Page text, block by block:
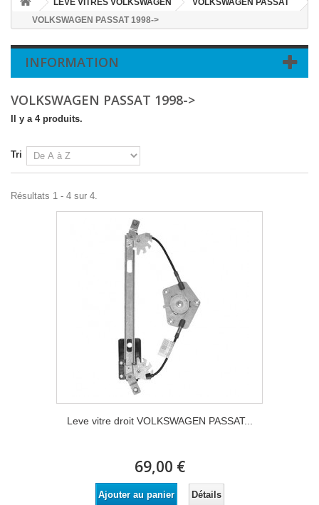
LEVE VITRES VOLKSWAGEN
VOLKSWAGEN PASSAT
VOLKSWAGEN PASSAT 1998->
INFORMATION
VOLKSWAGEN PASSAT 1998->
Il y a 4 produits.
Tri
Résultats 1 - 4 sur 4.
Leve vitre droit VOLKSWAGEN PASSAT...
69,00 €
Ajouter au panier Détails